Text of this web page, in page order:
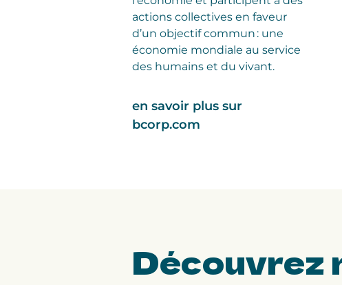
actions collectives en faveur
d’un objectif commun : une
économie mondiale au service
des humains et du vivant.
en savoir plus sur
bcorp.com
Découvrez